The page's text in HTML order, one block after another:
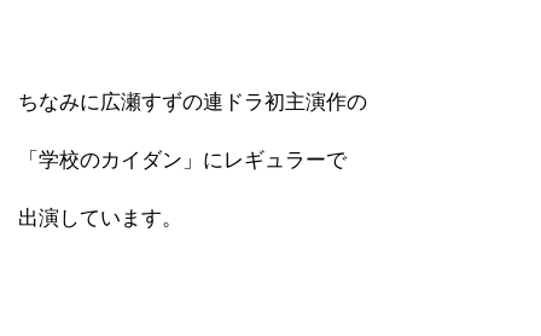
ちなみに広瀬すずの連ドラ初主演作の
「学校のカイダン」にレギュラーで
出演しています。